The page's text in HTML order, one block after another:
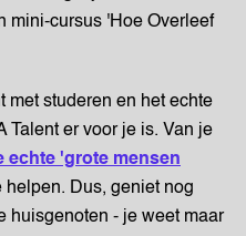
mini-cursus 'Hoe Overleef
met studeren en het echte
Talent er voor je is. Van je
echte 'grote mensen
helpen. Dus, geniet nog
huisgenoten - je weet maar